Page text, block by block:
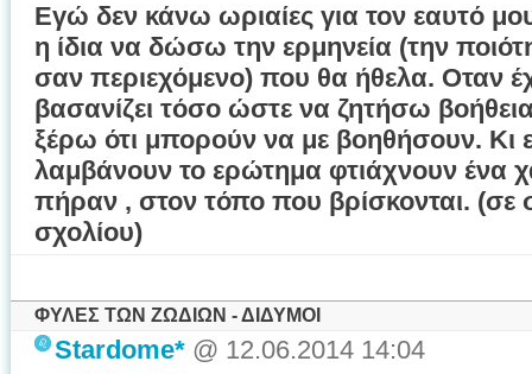
Εγώ δεν κάνω ωριαίες για τον εαυτό
η ίδια να δώσω την ερμηνεία (την
σαν περιεχόμενο) που θα ήθελα. Οταν
βασανίζει τόσο ώστε να ζητήσω
ξέρω ότι μπορούν να με βοηθήσουν. Κι
λαμβάνουν το ερώτημα φτιάχνουν ένα
πήραν , στον τόπο που βρίσκονται. (σε
σχολίου)
ΦΥΛΕΣ ΤΩΝ ΖΩΔΙΩΝ - ΔΙΔΥΜΟΙ
Stardome* @ 12.06.2014 14:04